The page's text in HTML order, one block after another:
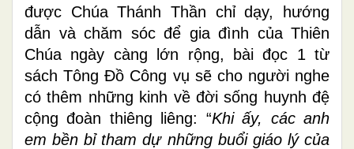
được Chúa Thánh Thần chỉ dạy, hướng
dẫn và chăm sóc để gia đình của Thiên
Chúa ngày càng lớn rộng, bài đọc 1 từ
sách Tông Đồ Công vụ sẽ cho người nghe
có thêm những kinh về đời sống huynh đệ
cộng đoàn thiêng liêng: “Khi ấy, các anh
em bền bỉ tham dự những buổi giáo lý của